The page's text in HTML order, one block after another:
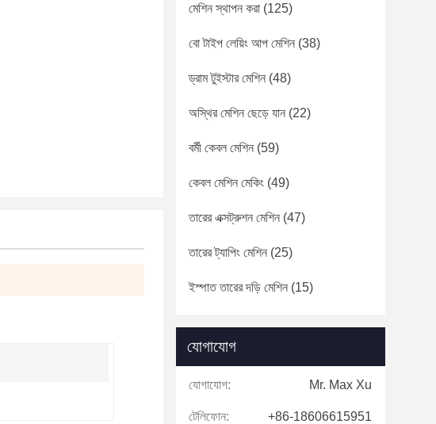
মেশিন স্থাপন করা (125)
বো টাইপ লেয়িং আপ মেশিন (38)
ড্রাম টুইস্টার মেশিন (48)
অস্থির মেশিন ছেড়ে যান (22)
বর্মী কেবল মেশিন (59)
কেবল মেশিন মেকিং (49)
তারের এক্সট্রুশন মেশিন (47)
তারের ট্যাপিং মেশিন (25)
ইস্পাত তারের দড়ি মেশিন (15)
যোগাযোগ
যোগাযোগ: Mr. Max Xu
টেলিফোন: +86-18606615951